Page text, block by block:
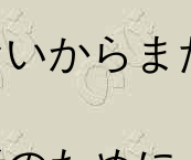
から